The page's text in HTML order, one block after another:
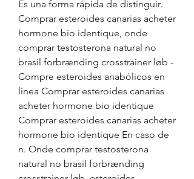
Es una forma rápida de distinguir.
Comprar esteroides canarias acheter
hormone bio identique, onde
comprar testosterona natural no
brasil forbrænding crosstrainer løb -
Compre esteroides anabólicos en
línea Comprar esteroides canarias
acheter hormone bio identique
Comprar esteroides canarias acheter
hormone bio identique En caso de
n. Onde comprar testosterona
natural no brasil forbrænding